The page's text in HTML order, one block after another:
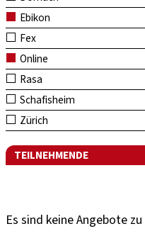
Ebikon
Fex
Online
Rasa
Schafisheim
Zürich
TEILNEHMENDE
Es sind keine Angebote